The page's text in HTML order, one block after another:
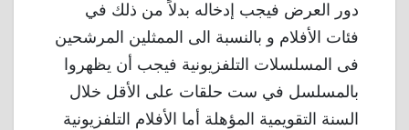
دور العرض فيجب إدخاله بدلاً من ذلك في
فئات الأفلام و بالنسبة الى الممثلين المرشحين
فى المسلسلات التلفزيونية فيجب أن يظهروا
بالمسلسل في ست حلقات على الأقل خلال
السنة التقويمية المؤهلة أما الأفلام التلفزيونية